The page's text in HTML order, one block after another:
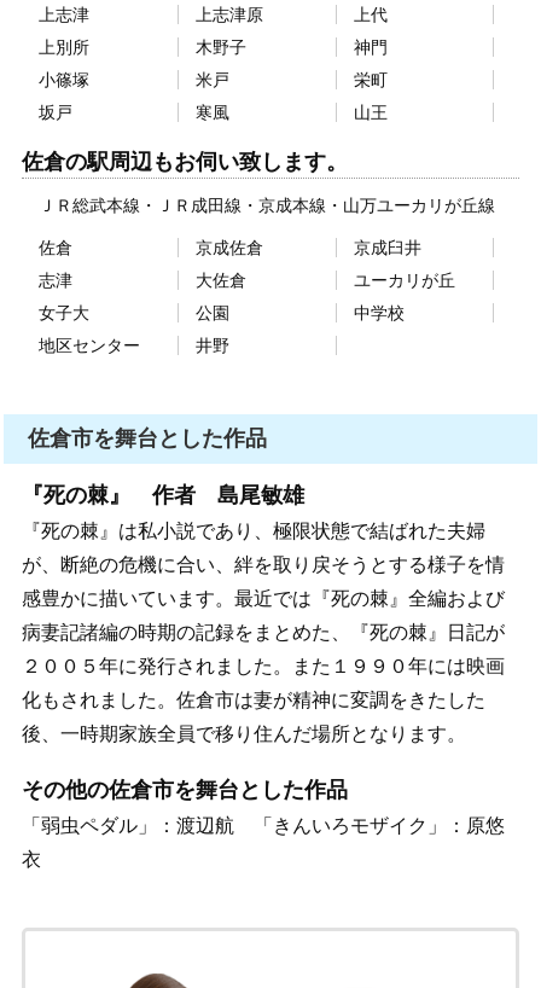
上志津
上志津原
上代
上別所
木野子
神門
小篠塚
米戸
栄町
坂戸
寒風 山王
佐倉の駅周辺もお伺い致します。
ＪＲ総武本線 ＪＲ成田線 京成本線 山万ユーカリが丘線
佐倉 京成佐倉
京成臼井
志津
大佐倉
ユーカリが丘
女子大
公園
中学校
地区センター
井野
佐倉市を舞台とした作品
『死の棘』 作者 島尾敏雄
『死の棘』は私小説であり、極限状態で結ばれた夫婦
が、断絶の危機に合い、絆を取り戻そうとする様子を情
感豊かに描いています。最近では『死の棘』全編および
病妻記諸編の時期の記録をまとめた、『死の棘』日記が
２００５年に発行されました。また１９９０年には映画
化もされました。佐倉市は妻が精神に変調をきたした
後、一時期家族全員で移り住んだ場所となります。
その他の佐倉市を舞台とした作品
「弱虫ペダル」：渡辺航 「きんいろモザイク」：原悠
衣